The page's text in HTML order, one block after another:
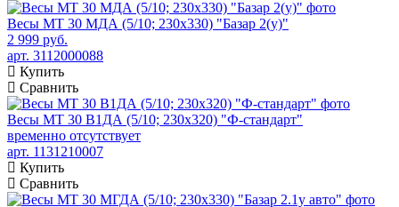
Весы МТ 30 МДА (5/10; 230х330) "Базар 2(у)"
2 999 руб.
арт. 3112000088
Купить
Сравнить
Весы МТ 30 В1ДА (5/10; 230х320) "Ф-стандарт"
временно отсутствует
арт. 1131210007
Купить
Сравнить